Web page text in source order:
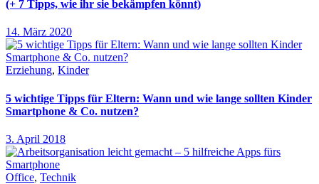
(+ 7 Tipps, wie ihr sie bekämpfen könnt)
14. März 2020
Erziehung, Kinder
5 wichtige Tipps für Eltern: Wann und wie lange sollten Kinder
Smartphone & Co. nutzen?
3. April 2018
Office, Technik